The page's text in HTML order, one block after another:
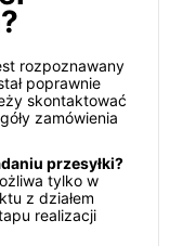
rozpoznawany
poprawnie
skontaktować
zamówienia
przesyłki?
tylko w
z działem
realizacji